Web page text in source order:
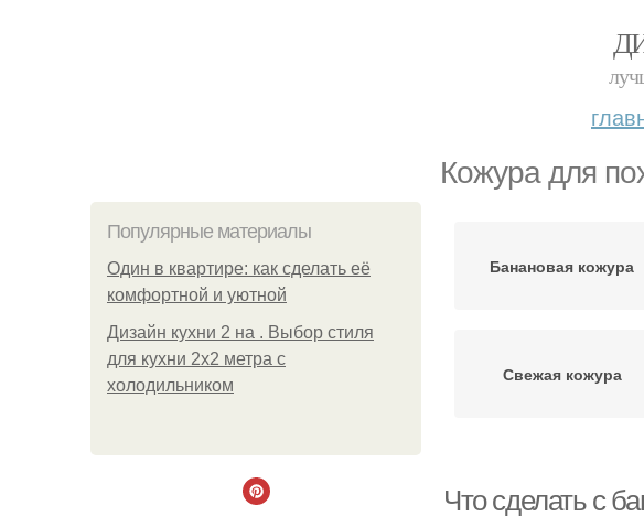
Кожура для
Популярные материалы
Один в квартире: как сделать её
комфортной и уютной
Дизайн кухни 2 на . Выбор стиля
для кухни 2х2 метра с
холодильником
Банановая кожура
Свежая кожура
Что сделать с